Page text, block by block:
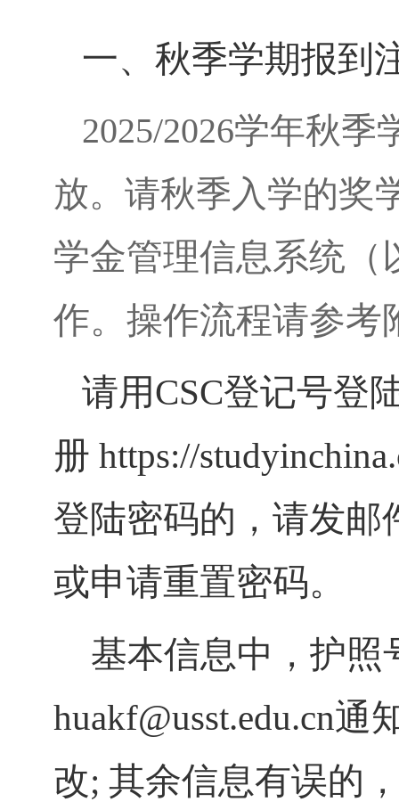
一、秋季学期报到
2025/2026学年秋季
放。请秋季入学的奖
学金管理信息系统（
作。操作流程请参考
请用CSC登记号登
册 https://
登陆密码的，请发邮
或申请重置密码。
基本信息中，护照
huakf@usst.edu.cn通
改; 其余信息有误的